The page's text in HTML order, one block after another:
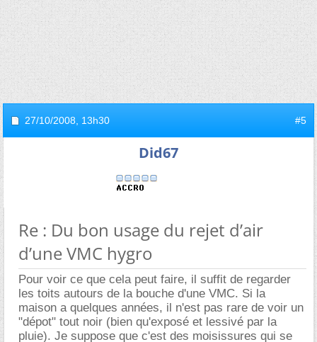
27/10/2008, 13h30 #5
Did67
Re : Du bon usage du rejet d’air
d’une VMC hygro
Pour voir ce que cela peut faire, il suffit de regarder
les toits autours de la bouche d'une VMC. Si la
maison a quelques années, il n'est pas rare de voir un
"dépot" tout noir (bien qu'exposé et lessivé par la
pluie). Je suppose que c'est des moisissures qui se